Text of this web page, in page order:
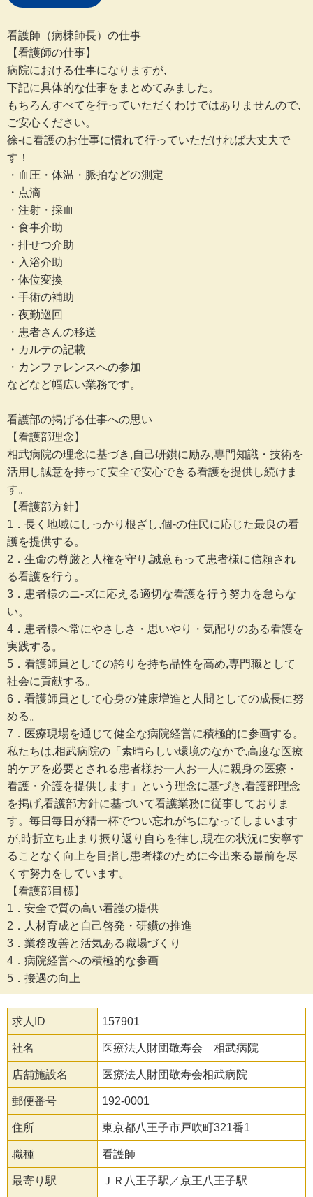
看護師（病棟師長）の仕事
【看護師の仕事】
病院における仕事になりますが,
下記に具体的な仕事をまとめてみました。
もちろんすべてを行っていただくわけではありませんので,
ご安心ください。
徐-に看護のお仕事に慣れて行っていただければ大丈夫で
す！
・血圧・体温・脈拍などの測定
・点滴
・注射・採血
・食事介助
・排せつ介助
・入浴介助
・体位変換
・手術の補助
・夜勤巡回
・患者さんの移送
・カルテの記載
・カンファレンスへの参加
などなど幅広い業務です。
看護部の掲げる仕事への思い
【看護部理念】
相武病院の理念に基づき,自己研鑚に励み,専門知識・技術を
活用し誠意を持って安全で安心できる看護を提供し続けま
す。
【看護部方針】
1．長く地域にしっかり根ざし,個-の住民に応じた最良の看
護を提供する。
2．生命の尊厳と人権を守り,誠意もって患者様に信頼され
る看護を行う。
3．患者様のニ-ズに応える適切な看護を行う努力を怠らな
い。
4．患者様へ常にやさしさ・思いやり・気配りのある看護を
実践する。
5．看護師員としての誇りを持ち品性を高め,専門職として
社会に貢献する。
6．看護師員として心身の健康増進と人間としての成長に努
める。
7．医療現場を通じて健全な病院経営に積極的に参画する。
私たちは,相武病院の「素晴らしい環境のなかで,高度な医療
的ケアを必要とされる患者様お一人お一人に親身の医療・
看護・介護を提供します」という理念に基づき,看護部理念
を掲げ,看護部方針に基づいて看護業務に従事しておりま
す。毎日毎日が精一杯でつい忘れがちになってしまいます
が,時折立ち止まり振り返り自らを律し,現在の状況に安寧す
ることなく向上を目指し患者様のために今出来る最前を尽
くす努力をしています。
【看護部目標】
1．安全で質の高い看護の提供
2．人材育成と自己啓発・研鑽の推進
3．業務改善と活気ある職場づくり
4．病院経営への積極的な参画
5．接遇の向上
求人ID 157901
社名 医療法人財団敬寿会 相武病院
店舗施設名 医療法人財団敬寿会相武病院
郵便番号 192-0001
住所 東京都八王子市戸吹町321番1
職種 看護師
最寄り駅 ＪＲ八王子駅／京王八王子駅